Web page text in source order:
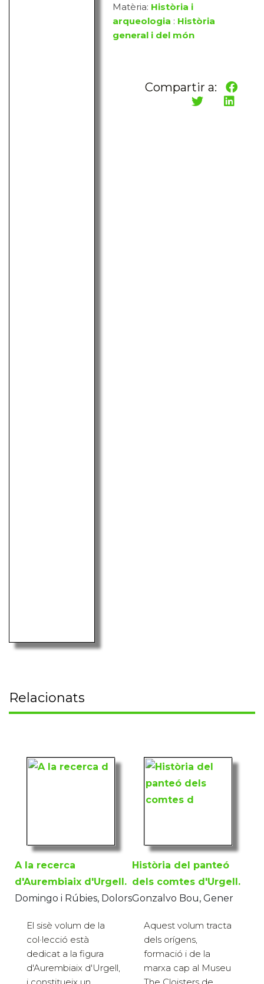
Matèria: Història i
arqueologia : Història
general i del món
Compartir a:
Relacionats
A la recerca
d'Aurembiaix d'Urgell.
Domingo i Rúbies, Dolors
El sisè volum de la
col·lecció està
dedicat a la figura
d'Aurembiaix d'Urgell,
i constitueix un
Història del panteó
dels comtes d'Urgell.
Gonzalvo Bou, Gener
Aquest volum tracta
dels orígens,
formació i de la
marxa cap al Museu
The Cloisters de